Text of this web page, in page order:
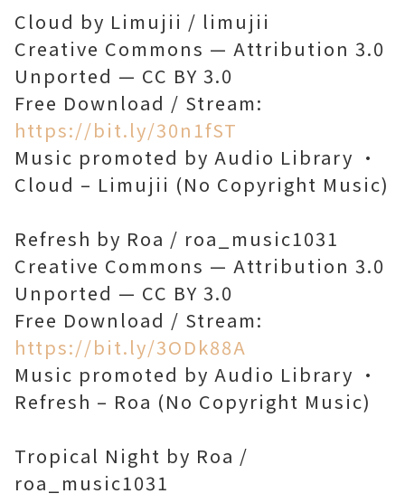
Cloud by Limujii / limujii
Creative Commons — Attribution 3.0
Unported — CC BY 3.0
Free Download / Stream:
https://bit.ly/30n1fST
Music promoted by Audio Library •
Cloud – Limujii (No Copyright Music)
Refresh by Roa / roa_music1031
Creative Commons — Attribution 3.0
Unported — CC BY 3.0
Free Download / Stream:
https://bit.ly/3ODk88A
Music promoted by Audio Library •
Refresh – Roa (No Copyright Music)
Tropical Night by Roa /
roa_music1031